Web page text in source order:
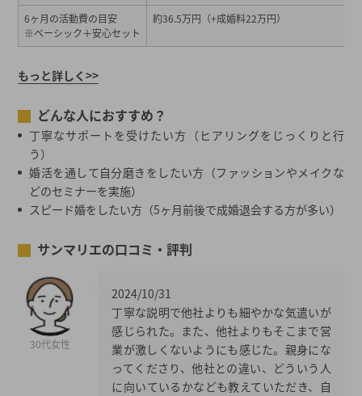
6ヶ月の活動費の目安
※ベーシック＋安心セット
約36.5万円（+成婚料22万円）
もっと詳しく>>
どんな人におすすめ？
丁寧なサポートを受けたい方（ヒアリングをじっくりと行
う）
婚活を通して自分磨きをしたい方（ファッションやメイクな
どのセミナーを実施）
スピード婚をしたい方（5ヶ月前後で成婚退会する方が多い）
サンマリエの口コミ・評判
30代女性
2024/10/31
丁寧な説明で他社よりも細やかな気遣いが
感じられた。また、他社よりもそこまで営
業が激しくないようにも感じた。親身にな
ってくださり、他社との違い、どういう人
に向いているかなども教えていただき、自